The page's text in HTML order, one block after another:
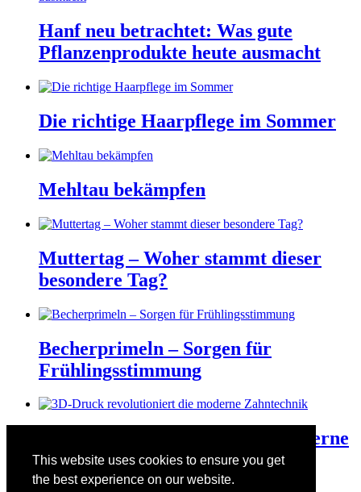
This website uses cookies to ensure you get
the best experience on our website.
Hanf neu betrachtet: Was gute
Pflanzenprodukte heute ausmacht
Die richtige Haarpflege im Sommer
Mehltau bekämpfen
Muttertag – Woher stammt dieser
besondere Tag?
Becherprimeln – Sorgen für
Frühlingsstimmung
3D-Druck revolutioniert die moderne
Zahntechnik